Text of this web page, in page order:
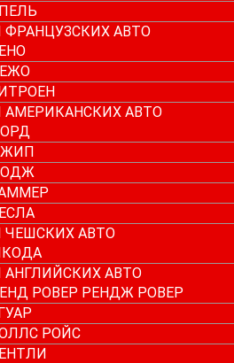
АВТО
АМЕРИКАНСКИХ АВТО
ЧЕШСКИХ АВТО
АВТО
РОВЕР РЕНДЖ РОВЕР
РОЙС